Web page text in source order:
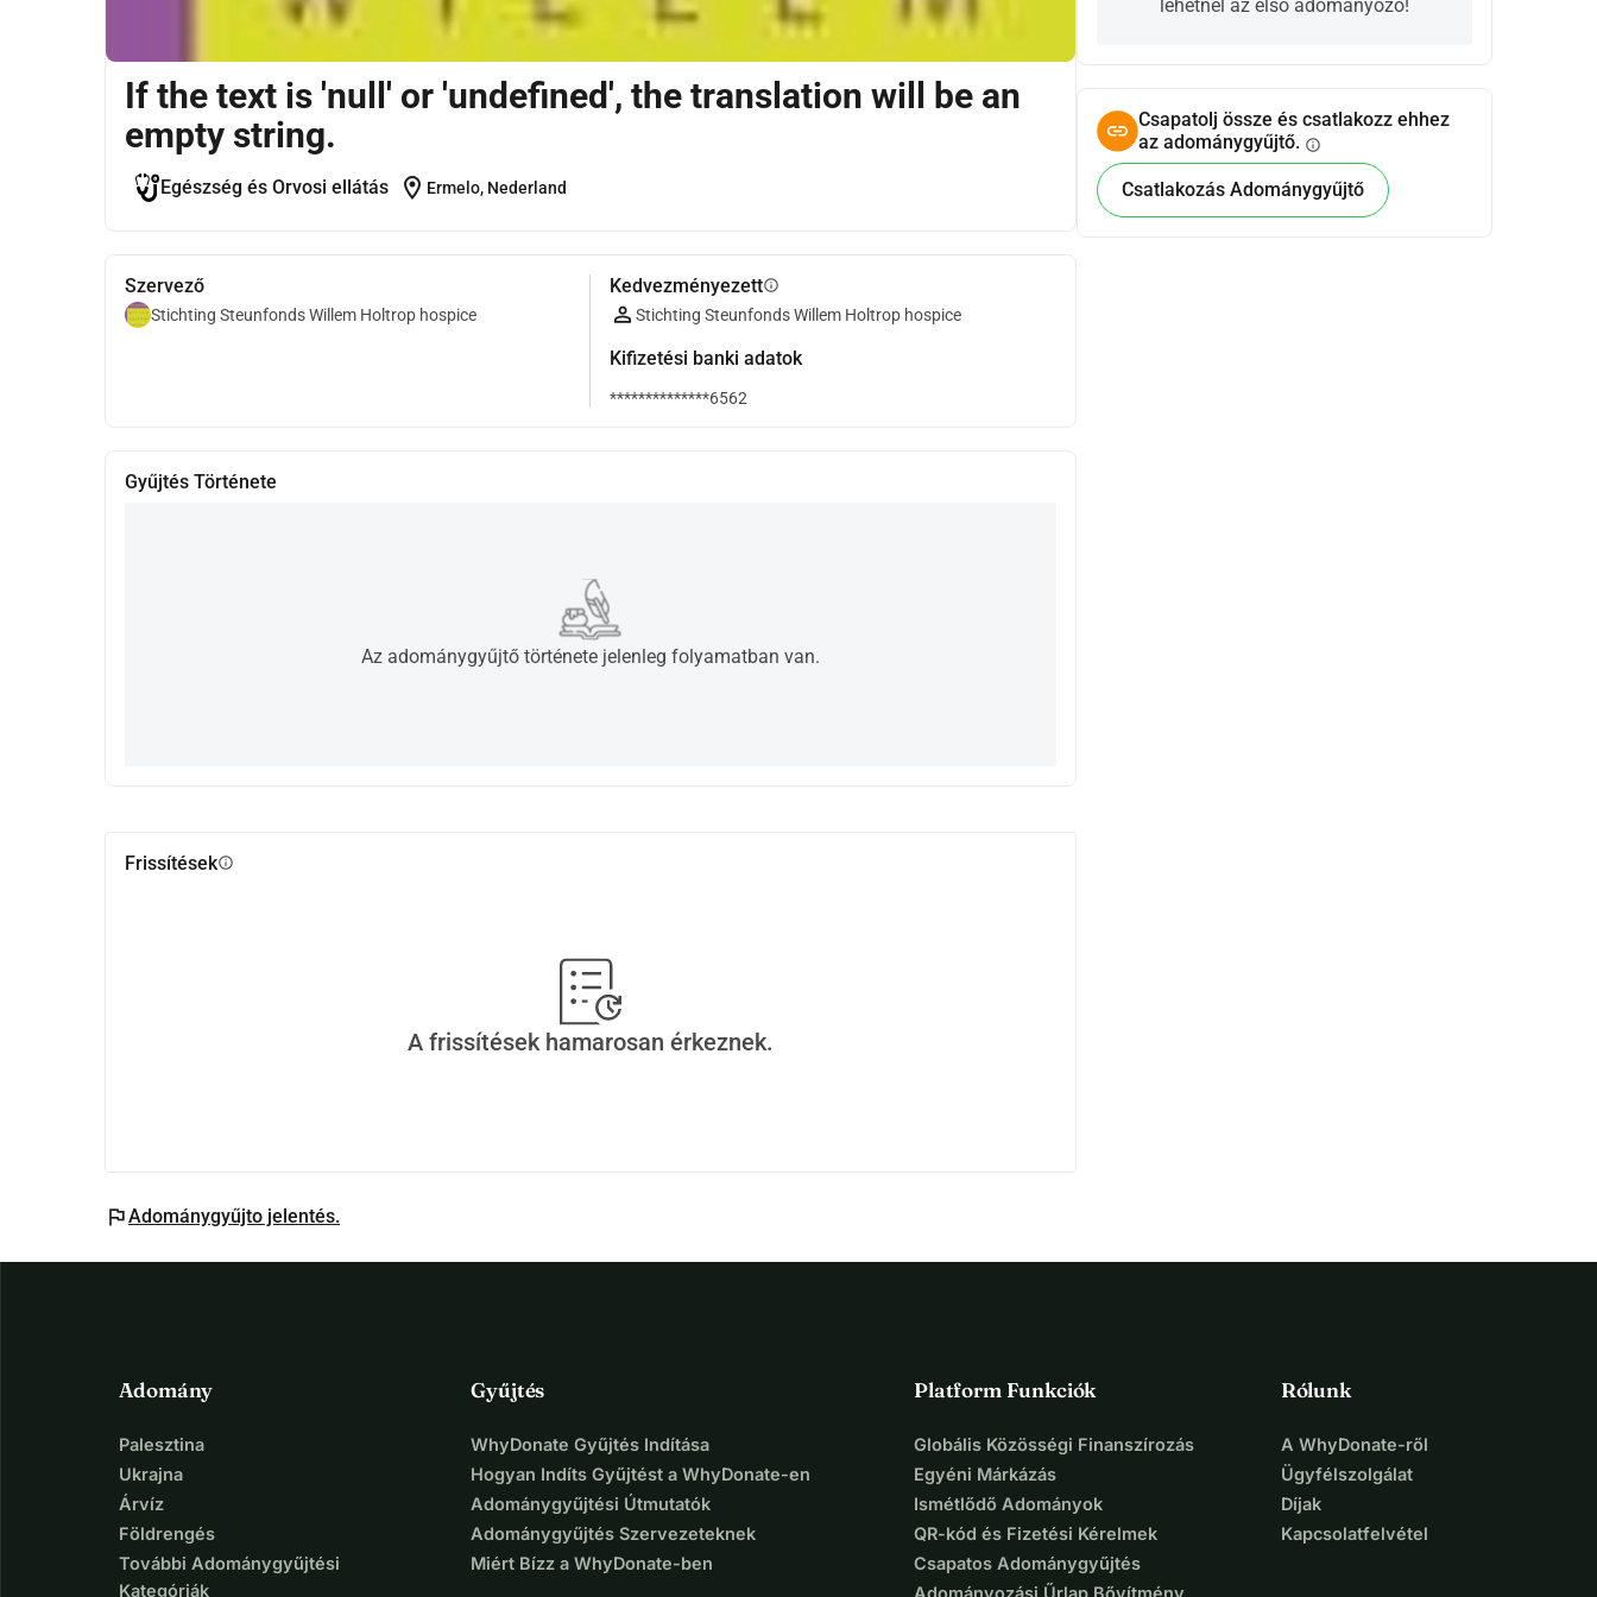
If the text is 'null' or 'undefined', the translation will be an
empty string.
Egészség és Orvosi ellátás location_on Ermelo, Nederland
Szervező
Stichting Steunfonds Willem Holtrop hospice
Kedvezményezettinfo
Stichting Steunfonds Willem Holtrop hospice
Kifizetési banki adatok
**************6562
Gyűjtés Története
Az adománygyűjtő története jelenleg folyamatban van.
Frissítésekinfo
A frissítések hamarosan érkeznek.
flagAdománygyűjto jelentés.
lehetnél az első adományozó!
Csapatolj össze és csatlakozz ehhez
az adománygyűjtő. info
Csatlakozás Adománygyűjtő
Adomány
Palesztina
Ukrajna
Árvíz
Földrengés
További Adománygyűjtési
Kategóriák
Gyűjtés
WhyDonate Gyűjtés Indítása
Hogyan Indíts Gyűjtést a WhyDonate-en
Adománygyűjtési Útmutatók
Adománygyűjtés Szervezeteknek
Miért Bízz a WhyDonate-ben
Platform Funkciók
Globális Közösségi Finanszírozás
Egyéni Márkázás
Ismétlődő Adományok
QR-kód és Fizetési Kérelmek
Csapatos Adománygyűjtés
Rólunk
A WhyDonate-ről
Ügyfélszolgálat
Díjak
Kapcsolatfelvétel